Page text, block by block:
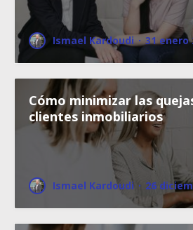
Ismael Kardoudi · 31 enero
Cómo minimizar las
clientes inmobiliarios
Ismael Kardoudi · 26